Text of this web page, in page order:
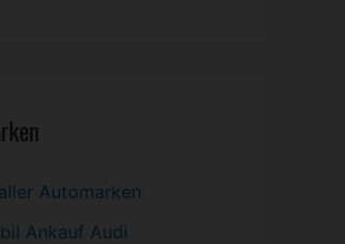
Automarken
Ankauf Audi